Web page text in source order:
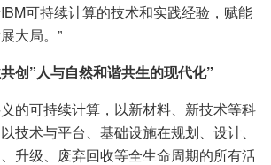
可持续计算的技术和实践经验，赋能
大局。”
创”人与自然和谐共生的现代化”
的可持续计算，以新材料、新技术等科
技术与平台、基础设施在规划、设计、
升级、废弃回收等全生命周期的所有活